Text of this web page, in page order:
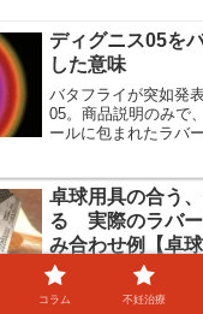
ディグニス05を
した意味
バタフライが突如発
05。商品説明のみで
ールに包まれたラバ
遠選手が使用してい
に、テナジー05のハ
卓球用具の合う
る 実際のラバー
み合わせ例【卓球
前回は、卓球プレー
う、合わない」問題
コラム 不妊治療